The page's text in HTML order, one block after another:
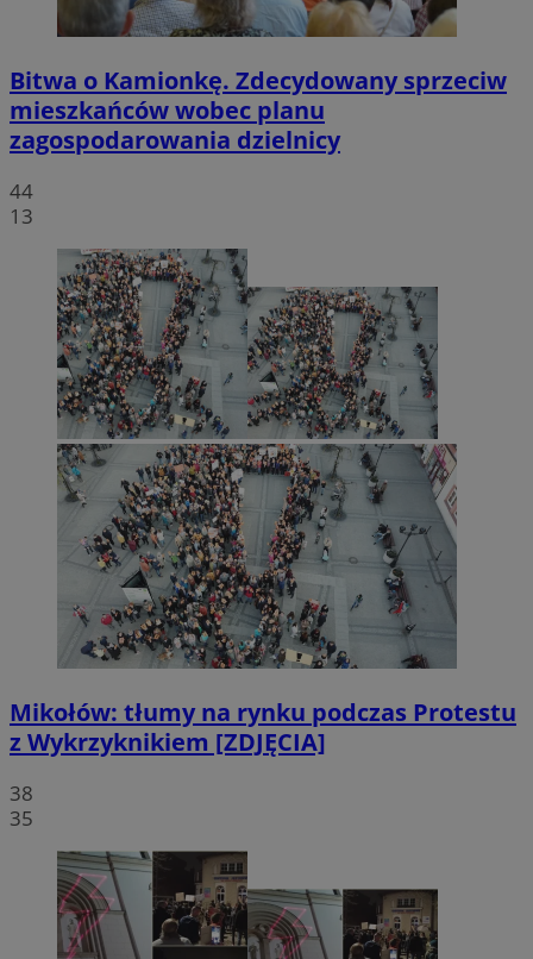
Bitwa o Kamionkę. Zdecydowany sprzeciw
mieszkańców wobec planu
zagospodarowania dzielnicy
44
13
Mikołów: tłumy na rynku podczas Protestu
z Wykrzyknikiem [ZDJĘCIA]
38
35